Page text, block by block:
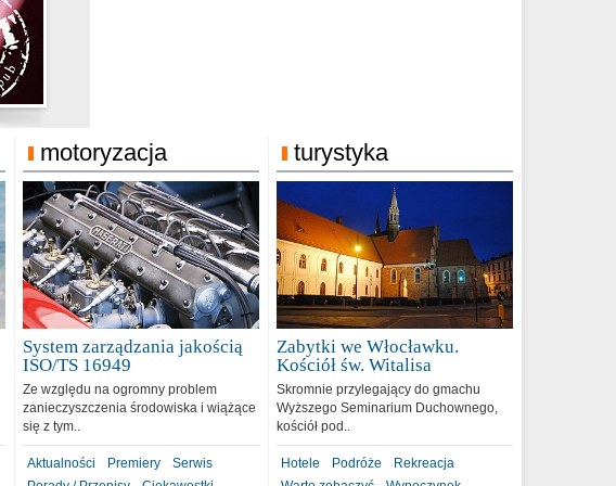
motoryzacja
System zarządzania jakością
ISO/TS 16949
Ze względu na ogromny problem
zanieczyszczenia środowiska i wiążące
się z tym..
Aktualności Premiery
Serwis
turystyka
Zabytki we Włocławku.
Kościół św. Witalisa
Skromnie przylegający do gmachu
Wyższego Seminarium Duchownego,
kościół pod..
Hotele Podróże
Rekreacja